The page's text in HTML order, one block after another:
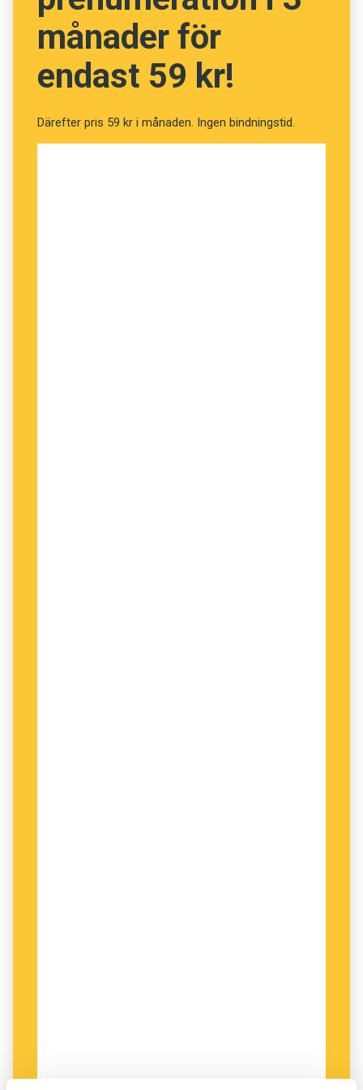
månader för
endast 59 kr!
Därefter pris 59 kr i månaden. Ingen bindningstid.